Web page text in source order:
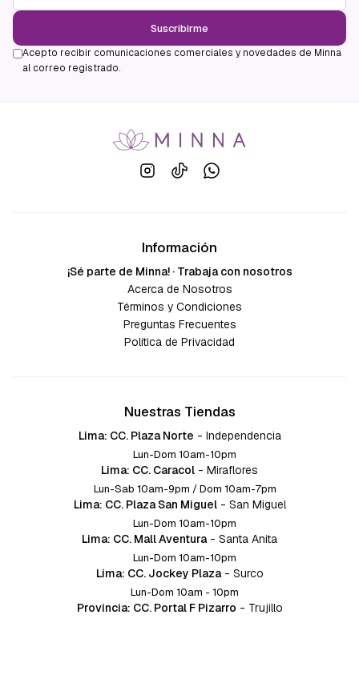
Suscribirme
Acepto recibir comunicaciones comerciales y novedades de Minna
al correo registrado.
Información
¡Sé parte de Minna! · Trabaja con nosotros
Acerca de Nosotros
Términos y Condiciones
Preguntas Frecuentes
Política de Privacidad
Nuestras Tiendas
Lima: CC. Plaza Norte - Independencia
Lun-Dom 10am-10pm
Lima: CC. Caracol - Miraflores
Lun-Sab 10am-9pm / Dom 10am-7pm
Lima: CC. Plaza San Miguel - San Miguel
Lun-Dom 10am-10pm
Lima: CC. Mall Aventura - Santa Anita
Lun-Dom 10am-10pm
Lima: CC. Jockey Plaza - Surco
Lun-Dom 10am - 10pm
Provincia: CC. Portal F Pizarro - Trujillo